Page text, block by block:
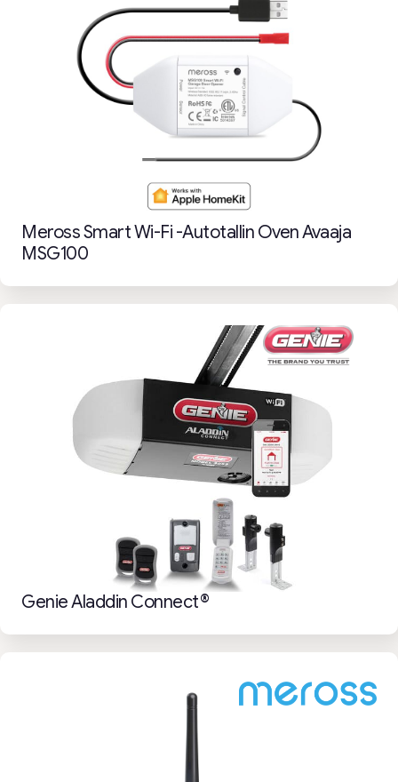
Meross Smart Wi-Fi -autotallin Oven Avaaja
MSG100
Genie Aladdin Connect®